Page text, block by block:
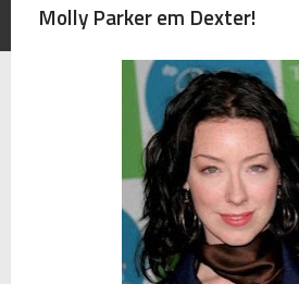
WHAT'S NEW? Loading...
Molly Parker em Dexter!